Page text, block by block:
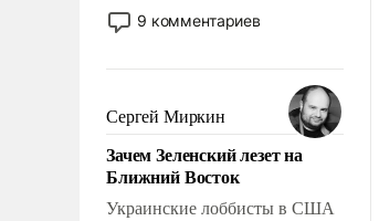
двигаемся по пути
революционных изменений.
псевдонаучной фантастики,
стало всерьез обсуждаемой
идеей.
9 комментариев
Сергей Миркин
Зачем Зеленский лезет на
Ближний Восток
Украинские лоббисты в США